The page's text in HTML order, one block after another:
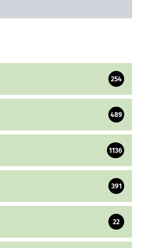
254
489
1136
391
22